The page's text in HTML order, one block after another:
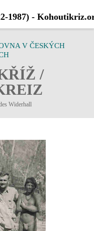
V ČESKÝCH
/
Widerhall
1987) -